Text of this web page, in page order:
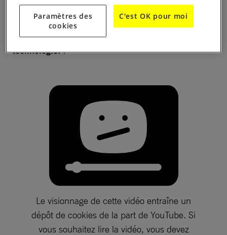
La reconnaissance faciale pourrait devenir une
réalité en France. Voici à quoi pourrait ressembler
notre quotidien avec le déploiement de cette
technologie.?
Le visionnage de cette vidéo entraîne un
dépôt de cookies de la part de YouTube. Si
vous souhaitez lire la vidéo, vous devez
Paramètres des
cookies
C'est OK pour moi